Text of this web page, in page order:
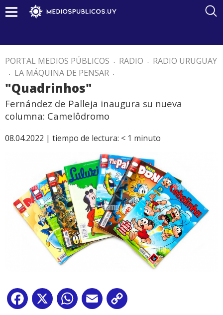
PORTAL MEDIOS PÚBLICOS . RADIO . RADIO URUGUAY
. LA MÁQUINA DE PENSAR .
"Quadrinhos"
Fernández de Palleja inaugura su nueva
columna: Camelôdromo
08.04.2022 | tiempo de lectura: < 1 minuto
Facebook
X WhatsApp
Email